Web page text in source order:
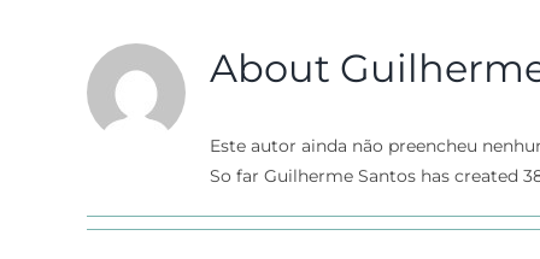
About
Este autor ainda não preencheu
So far Guilherme Santos has created